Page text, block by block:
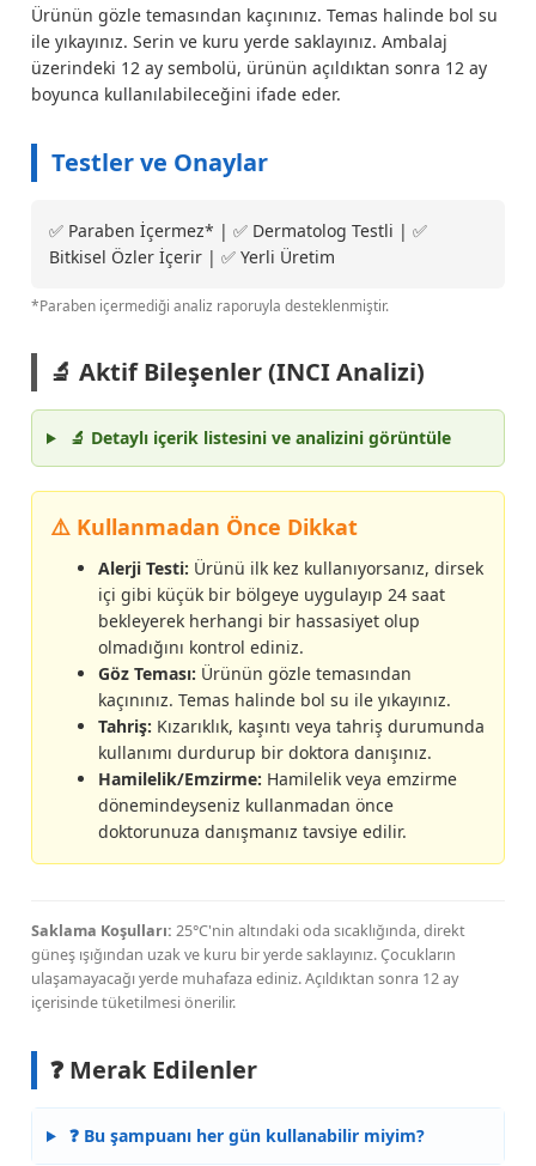
Ürünün gözle temasından kaçınınız. Temas halinde bol su
ile yıkayınız. Serin ve kuru yerde saklayınız. Ambalaj
üzerindeki 12 ay sembolü, ürünün açıldıktan sonra 12 ay
boyunca kullanılabileceğini ifade eder.
Testler ve Onaylar
✅ Paraben İçermez* | ✅ Dermatolog Testli | ✅
Bitkisel Özler İçerir | ✅ Yerli Üretim
*Paraben içermediği analiz raporuyla desteklenmiştir.
🔬 Aktif Bileşenler (INCI Analizi)
🔬 Detaylı içerik listesini ve analizini görüntüle
⚠️ Kullanmadan Önce Dikkat
Alerji Testi: Ürünü ilk kez kullanıyorsanız, dirsek
içi gibi küçük bir bölgeye uygulayıp 24 saat
bekleyerek herhangi bir hassasiyet olup
olmadığını kontrol ediniz.
Göz Teması: Ürünün gözle temasından
kaçınınız. Temas halinde bol su ile yıkayınız.
Tahriş: Kızarıklık, kaşıntı veya tahriş durumunda
kullanımı durdurup bir doktora danışınız.
Hamilelik/Emzirme: Hamilelik veya emzirme
dönemindeyseniz kullanmadan önce
doktorunuza danışmanız tavsiye edilir.
Saklama Koşulları: 25°C'nin altındaki oda sıcaklığında, direkt
güneş ışığından uzak ve kuru bir yerde saklayınız. Çocukların
ulaşamayacağı yerde muhafaza ediniz. Açıldıktan sonra 12 ay
içerisinde tüketilmesi önerilir.
❓ Merak Edilenler
❓ Bu şampuanı her gün kullanabilir miyim?